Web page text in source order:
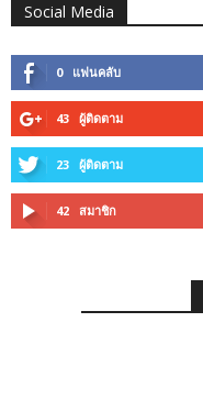
Social Media
0 แฟนคลับ
43 ผู้ติดตาม
23 ผู้ติดตาม
42 สมาชิก